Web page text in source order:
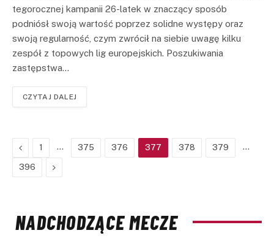
tegorocznej kampanii 26-latek w znaczący sposób
podniósł swoją wartość poprzez solidne występy oraz
swoją regularność, czym zwrócił na siebie uwagę kilku
zespół z topowych lig europejskich. Poszukiwania
zastępstwa…
CZYTAJ DALEJ
Previous
1 … 375 376 377 378 379 …
396 Next
NADCHODZĄCE MECZE